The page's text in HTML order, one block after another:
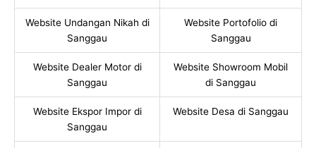
Website Undangan Nikah di
Sanggau
Website Portofolio di
Sanggau
Website Dealer Motor di
Sanggau
Website Showroom Mobil
di Sanggau
Website Ekspor Impor di
Sanggau
Website Desa di Sanggau